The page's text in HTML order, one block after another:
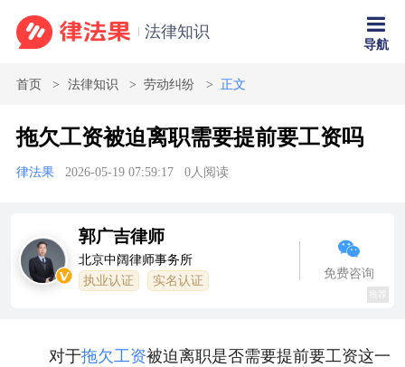
法律知识
导航
首页 法律知识 劳动纠纷 正文
拖欠工资被迫离职需要提前要工资吗
律法果 2026-05-19 07:59:17 0人阅读
郭广吉律师
北京中阔律师事务所
执业认证 实名认证
免费咨询
对于拖欠工资被迫离职是否需要提前要工资这一